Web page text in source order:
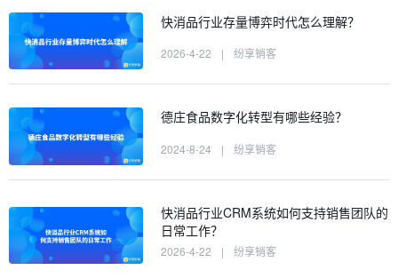
快消品行业存量博弈时代怎么理解？
2026-4-22 | 纷享销客
德庄食品数字化转型有哪些经验？
2024-8-24 | 纷享销客
快消品行业CRM系统如何支持销售团队的
日常工作？
2026-4-22 | 纷享销客